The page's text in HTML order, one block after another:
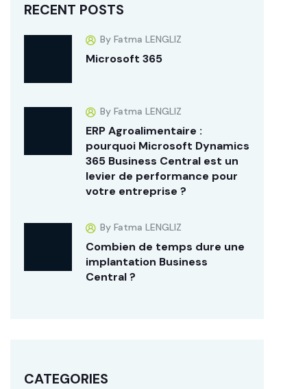
RECENT POSTS
By Fatma LENGLIZ
Microsoft 365
By Fatma LENGLIZ
ERP Agroalimentaire :
pourquoi Microsoft Dynamics
365 Business Central est un
levier de performance pour
votre entreprise ?
By Fatma LENGLIZ
Combien de temps dure une
implantation Business
Central ?
CATEGORIES